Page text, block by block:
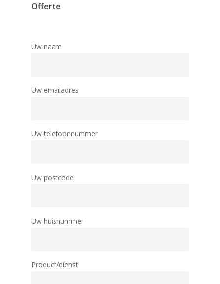
Offerte
Uw naam
Uw emailadres
Uw telefoonnummer
Uw postcode
Uw huisnummer
Product/dienst